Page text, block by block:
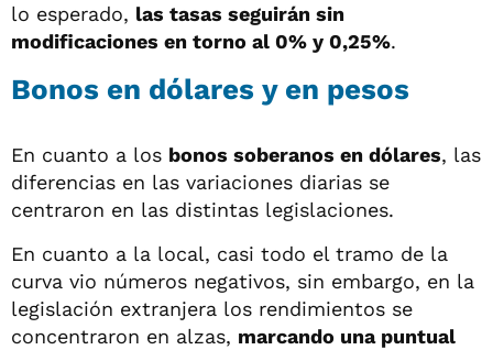
lo esperado, las tasas seguirán sin
modificaciones en torno al 0% y 0,25%.
Bonos en dólares y en pesos
En cuanto a los bonos soberanos en dólares, las
diferencias en las variaciones diarias se
centraron en las distintas legislaciones.
En cuanto a la local, casi todo el tramo de la
curva vio números negativos, sin embargo, en la
legislación extranjera los rendimientos se
concentraron en alzas, marcando una puntual